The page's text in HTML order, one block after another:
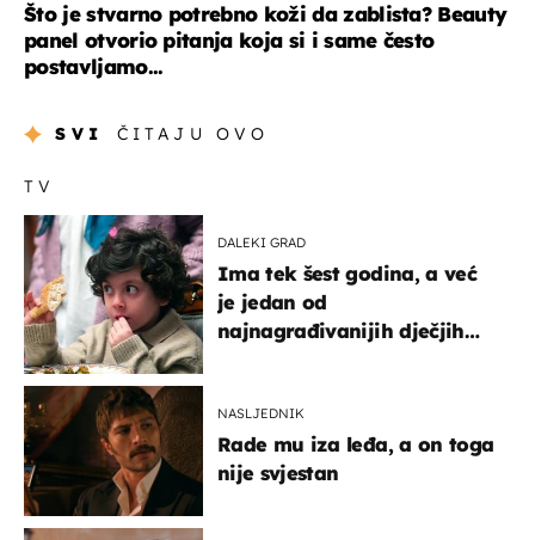
Što je stvarno potrebno koži da zablista? Beauty
panel otvorio pitanja koja si i same često
postavljamo...
SVI ČITAJU OVO
TV
DALEKI GRAD
Ima tek šest godina, a već
je jedan od
najnagrađivanijih dječjih
NASLJEDNIK
Rade mu iza leđa, a on toga
nije svjestan